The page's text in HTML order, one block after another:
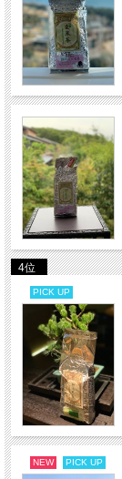
4位
PICK UP
NEW PICK UP